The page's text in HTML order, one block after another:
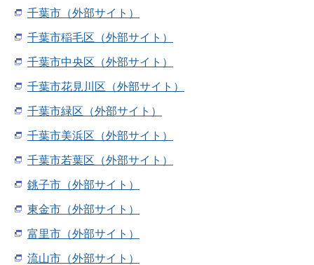
千葉市（外部サイト）
千葉市稲毛区（外部サイト）
千葉市中央区（外部サイト）
千葉市花見川区（外部サイト）
千葉市緑区（外部サイト）
千葉市美浜区（外部サイト）
千葉市若葉区（外部サイト）
銚子市（外部サイト）
東金市（外部サイト）
富里市（外部サイト）
流山市（外部サイト）